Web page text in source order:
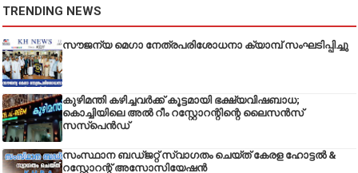
TRENDING NEWS
സൗജന്യ മെഗാ നേത്രപരിശോധനാ ക്യാമ്പ് സംഘടിപ്പിച്ചു
കുഴിമന്തി കഴിച്ചവർക്ക് കൂട്ടമായി ഭക്ഷ്യവിഷബാധ;
കൊച്ചിയിലെ അൽ റീം റസ്റ്റോറന്റിന്റെ ലൈസൻസ്
സസ്പെൻഡ്
സംസ്ഥാന ബഡ്‌ജറ്റ് സ്വാഗതം ചെയ്ത് കേരള ഹോട്ടൽ &
റസ്റ്റോറന്റ് അസോസിയേഷൻ